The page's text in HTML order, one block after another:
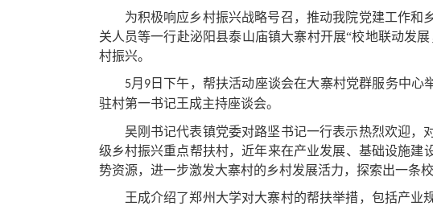
为积极响应乡村振兴战略号召，推动我院党建工作和
关人员等一行赴泌阳县泰山庙镇大寨村开展“校地联动发展
村振兴。
5月 9日下午，帮扶活动座谈会在大寨村党群服务中心
驻村第一书记王成主持座谈会。
吴刚书记代表镇党委对路坚书记一行表示热烈欢迎，
级乡村振兴重点帮扶村，近年来在产业发展、基础设施建
势资源，进一步激发大寨村的乡村发展活力，探索出一条
王成介绍了郑州大学对大寨村的帮扶举措，包括产业